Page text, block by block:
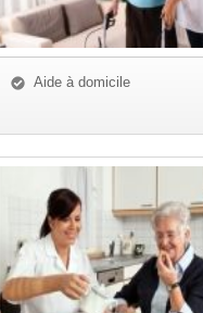
Aide à domicile